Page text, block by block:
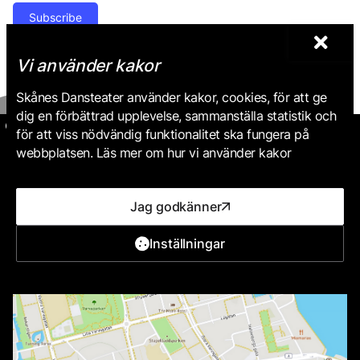
Subscribe
Skånes Dansteater's Privacy Policy
Vi använder kakor
Skånes Dansteater använder kakor, cookies, för att ge
dig en förbättrad upplevelse, sammanställa statistik och
för att viss nödvändig funktionalitet ska fungera på
webbplatsen. Läs mer om hur vi använder kakor
Jag godkänner
Inställningar